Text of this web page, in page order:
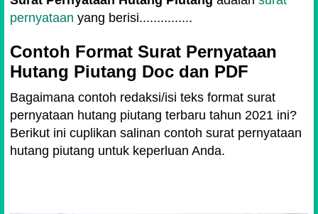
pernyataan yang berisi...............
Contoh Format Surat Pernyataan
Hutang Piutang Doc dan PDF
Bagaimana contoh redaksi/isi teks format surat
pernyataan hutang piutang terbaru tahun 2021 ini?
Berikut ini cuplikan salinan contoh surat pernyataan
hutang piutang untuk keperluan Anda.